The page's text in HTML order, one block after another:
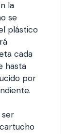
la
se
plástico
cada
hasta
por
ser